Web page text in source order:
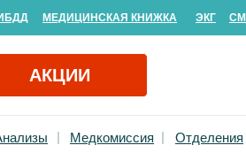
ЭКГ
МЕДИЦИНСКАЯ КНИЖКА
АКЦИИ
Медкомиссия Отделения
|
|